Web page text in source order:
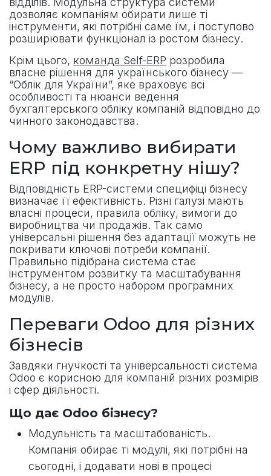
дозволяє компаніям обирати лише ті
інструменти, які потрібні саме їм, і поступово
розширювати функціонал із ростом бізнесу.
Крім цього, команда Self-ERP розробила
власне рішення для українського бізнесу —
“Облік для України”, яке враховує всі
особливості та нюанси ведення
бухгалтерського обліку компаній відповідно до
чинного законодавства.
Чому важливо вибирати
ERP під конкретну нішу?
Відповідність ERP-системи специфіці бізнесу
визначає її ефективність. Різні галузі мають
власні процеси, правила обліку, вимоги до
виробництва чи продажів. Так само
універсальні рішення без адаптації можуть не
покривати ключові потреби компанії.
Правильно підібрана система стає
інструментом розвитку та масштабування
бізнесу, а не просто набором програмних
модулів.
Переваги Odoo для різних
бізнесів
Завдяки гнучкості та універсальності система
Odoo є корисною для компаній різних розмірів
і сфер діяльності.
Що дає Odoo бізнесу?
Модульність та масштабованість.
Компанія обирає ті модулі, які потрібні на
сьогодні, і додавати нові в процесі